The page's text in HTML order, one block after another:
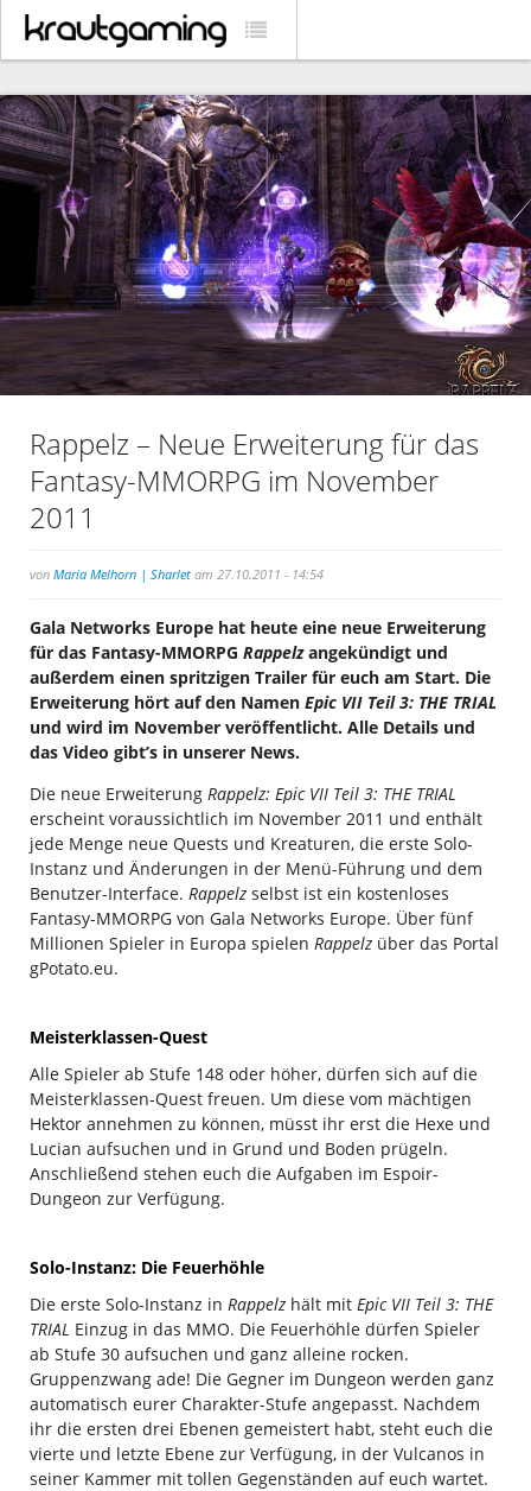
Rappelz – Neue Erweiterung für das
Fantasy-MMORPG im November
2011
von Maria Melhorn | Sharlet am 27.10.2011 - 14:54
Gala Networks Europe hat heute eine neue Erweiterung
für das Fantasy-MMORPG Rappelzangekündigt und
außerdem einen spritzigen Trailer für euch am Start. Die
Erweiterung hört auf den Namen Epic VII Teil 3: THE TRIAL
und wird im November veröffentlicht. Alle Details und
das Video gibt’s in unserer News.
Die neue Erweiterung Rappelz: Epic VII Teil 3: THE TRIAL
erscheint voraussichtlich im November 2011 und enthält
jede Menge neue Quests und Kreaturen, die erste Solo-
Instanz und Änderungen in der Menü-Führung und dem
Benutzer-Interface. Rappelz selbst ist ein kostenloses
Fantasy-MMORPG von Gala Networks Europe. Über fünf
Millionen Spieler in Europa spielen Rappelz über das Portal
gPotato.eu.
Meisterklassen-Quest
Alle Spieler ab Stufe 148 oder höher, dürfen sich auf die
Meisterklassen-Quest freuen. Um diese vom mächtigen
Hektor annehmen zu können, müsst ihr erst die Hexe und
Lucian aufsuchen und in Grund und Boden prügeln.
Anschließend stehen euch die Aufgaben im Espoir-
Dungeon zur Verfügung.
Solo-Instanz: Die Feuerhöhle
Die erste Solo-Instanz in Rappelz hält mit Epic VII Teil 3: THE
TRIAL Einzug in das MMO. Die Feuerhöhle dürfen Spieler
ab Stufe 30 aufsuchen und ganz alleine rocken.
Gruppenzwang ade! Die Gegner im Dungeon werden ganz
automatisch eurer Charakter-Stufe angepasst. Nachdem
ihr die ersten drei Ebenen gemeistert habt, steht euch die
vierte und letzte Ebene zur Verfügung, in der Vulcanos in
seiner Kammer mit tollen Gegenständen auf euch wartet.